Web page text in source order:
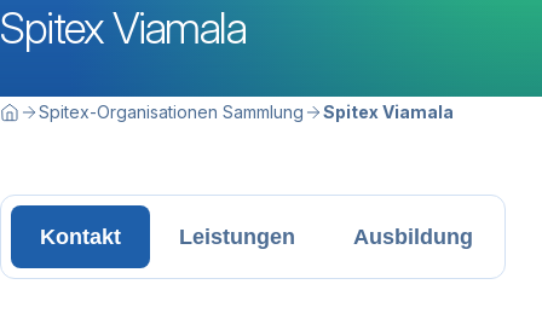
Spitex Viamala
Breadcrumbnavigation
Sie befinden sich hier:
HomeSpitex-Organisationen Sammlung Spitex Viamala
Kontakt Leistungen Ausbildung